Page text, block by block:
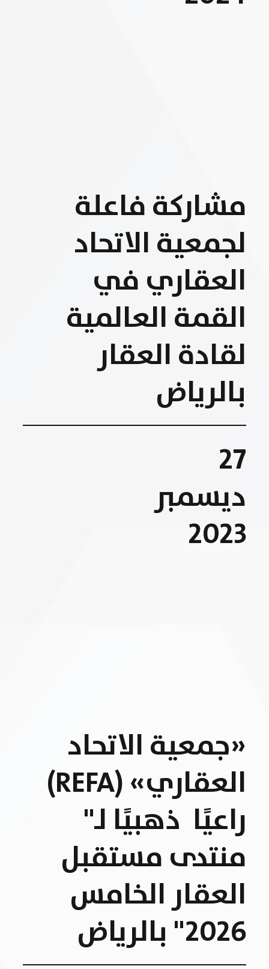
مشاركة فاعلة
لجمعية الاتحاد
العقاري في
القمة العالمية
لقادة العقار
بالرياض
27
ديسمبر
2023
«جمعية الاتحاد
العقاري» (REFA)
راعيًا ذهبيًا لـ"
منتدى مستقبل
العقار الخامس
2026" بالرياض